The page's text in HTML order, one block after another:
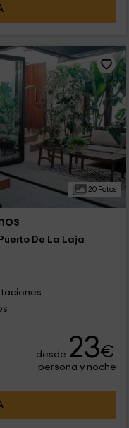
20 Fotos
De La Laja
desde 23€
persona y noche